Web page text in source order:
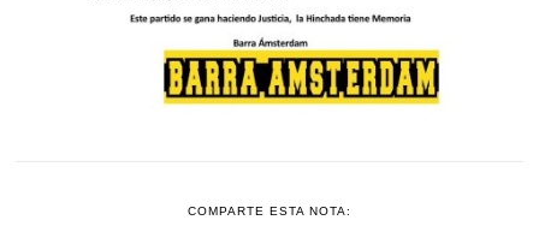
COMPARTE ESTA NOTA: